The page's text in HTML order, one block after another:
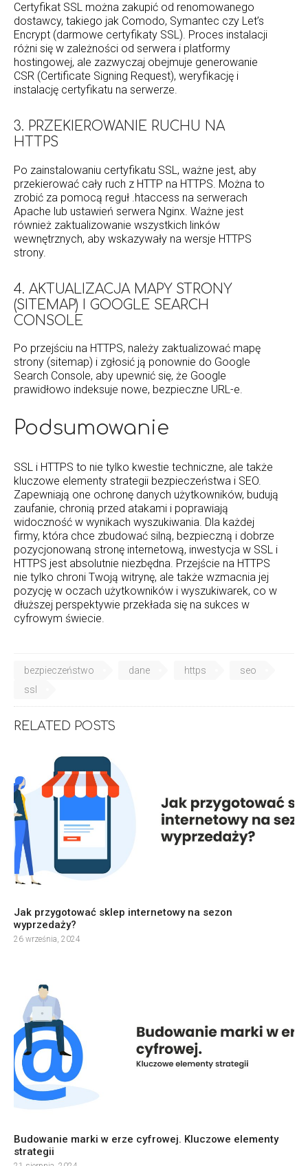
Certyfikat SSL można zakupić od renomowanego
dostawcy, takiego jak Comodo, Symantec czy Let’s
Encrypt (darmowe certyfikaty SSL). Proces instalacji
różni się w zależności od serwera i platformy
hostingowej, ale zazwyczaj obejmuje generowanie
CSR (Certificate Signing Request), weryfikację i
instalację certyfikatu na serwerze.
3. PRZEKIEROWANIE RUCHU NA
HTTPS
Po zainstalowaniu certyfikatu SSL, ważne jest, aby
przekierować cały ruch z HTTP na HTTPS. Można to
zrobić za pomocą reguł .htaccess na serwerach
Apache lub ustawień serwera Nginx. Ważne jest
również zaktualizowanie wszystkich linków
wewnętrznych, aby wskazywały na wersje HTTPS
strony.
4. AKTUALIZACJA MAPY STRONY
(SITEMAP) I GOOGLE SEARCH
CONSOLE
Po przejściu na HTTPS, należy zaktualizować mapę
strony (sitemap) i zgłosić ją ponownie do Google
Search Console, aby upewnić się, że Google
prawidłowo indeksuje nowe, bezpieczne URL-e.
Podsumowanie
SSL i HTTPS to nie tylko kwestie techniczne, ale także
kluczowe elementy strategii bezpieczeństwa i SEO.
Zapewniają one ochronę danych użytkowników, budują
zaufanie, chronią przed atakami i poprawiają
widoczność w wynikach wyszukiwania. Dla każdej
firmy, która chce zbudować silną, bezpieczną i dobrze
pozycjonowaną stronę internetową, inwestycja w SSL i
HTTPS jest absolutnie niezbędna. Przejście na HTTPS
nie tylko chroni Twoją witrynę, ale także wzmacnia jej
pozycję w oczach użytkowników i wyszukiwarek, co w
dłuższej perspektywie przekłada się na sukces w
cyfrowym świecie.
bezpieczeństwo dane https
seo
ssl
RELATED POSTS
Jak przygotować sklep internetowy na sezon
wyprzedaży?
26 września, 2024
Budowanie marki w erze cyfrowej. Kluczowe elementy
strategii